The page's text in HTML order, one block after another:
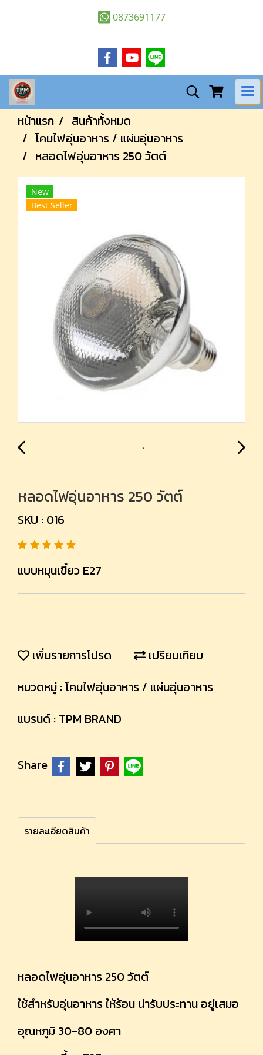
0873691177
หน้าแรก
สินค้าทั้งหมด
โคมไฟอุ่นอาหาร / แผ่นอุ่นอาหาร
หลอดไฟอุ่นอาหาร 250 วัตต์
New
Best Seller
หลอดไฟอุ่นอาหาร 250 วัตต์
SKU : 016
แบบหมุนเขี้ยว E27
เพิ่มรายการโปรด
เปรียบเทียบ
หมวดหมู่ :โคมไฟอุ่นอาหาร / แผ่นอุ่นอาหาร
แบรนด์ : TPM BRAND
Share
รายละเอียดสินค้า
หลอดไฟอุ่นอาหาร 250 วัตต์
ใช้สำหรับอุ่นอาหาร ให้ร้อน น่ารับประทาน อยู่เสมอ
อุณหภูมิ 30-80 องศา